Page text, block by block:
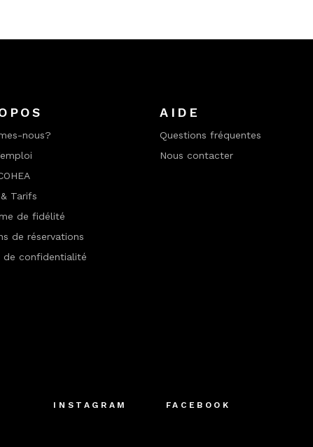
nous?
Tarifs
de fidélité
de réservations
de confidentialité
AIDE
Questions fréquentes
Nous contacter
INSTAGRAM FACEBOOK